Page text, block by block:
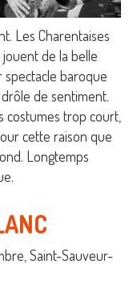
Les Charentaises
de la belle
spectacle baroque
de sentiment.
costumes trop court,
cette raison que
Longtemps
Saint-Sauveur-